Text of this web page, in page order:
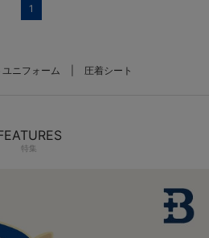
1
ユニフォーム 圧着シート
特集